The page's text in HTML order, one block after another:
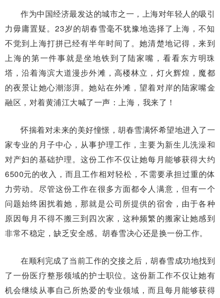
作为中国经济最发达的城市之一，上海对年轻人的吸引
力毋庸置疑。23岁的胡春雪毫不犹豫地选择了上海，不知
不觉到上海打拼已经有半年时间了。她清楚地记得，来到
上海的第一件事就是坐地铁到了陆家嘴，看看东方明珠
塔，沿着海滨大道漫步外滩，高楼林立，灯火辉煌，魔都
的夜景让她心潮澎湃。她站在外滩，望着对岸的陆家嘴金
融区，对着黄浦江大喊了一声：上海，我来了！
怀揣着对未来的美好憧憬，胡春雪满怀希望地进入了一
家专业的月子中心，从事护理工作，主要为新生儿洗澡和
对产妇的基础护理。这份工作不仅让她每月能够获得大约
6500元的收入，而且工作相对轻松，不需要承担过重的体
力劳动。尽管这份工作在很多方面都令人满意，但有一个
问题始终困扰着她，那就是公司所提供的宿舍，由于各种
原因每月不得不搬三到四次家，这种频繁的搬家让她感到
非常不稳定，缺乏安全感。胡春雪决心还是换一份工作。
在顺利完成了当前工作的交接之后，胡春雪成功地找到
了一份医疗整形领域的护士职位。这份新工作不仅让她有
机会继续从事自己所热爱的专业领域，而且每月能够获得